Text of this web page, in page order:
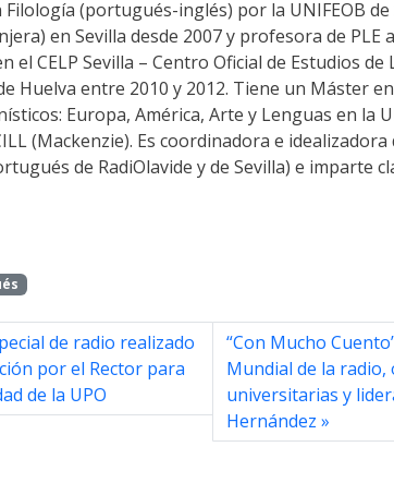
(portugués-inglés) por la UNIFEOB
en Sevilla desde 2007 y profesora de PLE
el CELP Sevilla – Centro Oficial de Estudios
Huelva entre 2010 y 2012. Tiene un Máster
Europa, América, Arte y Lenguas en la
(Mackenzie). Es coordinadora e
de RadiOlavide y de Sevilla) e imparte
de radio realizado
por el Rector para
de la UPO
“Con Mucho
Mundial de la
universitarias y
Hernández